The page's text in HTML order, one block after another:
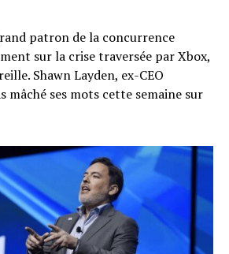
patron de la concurrence
sur la crise traversée par Xbox,
Shawn Layden, ex-CEO
mâché ses mots cette semaine sur